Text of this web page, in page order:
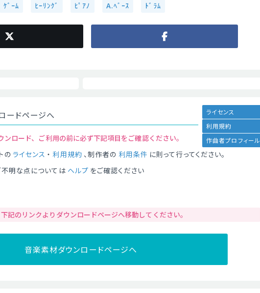
ｹﾞｰﾑ ﾋｰﾘﾝｸﾞ ﾋﾟｱﾉ A.ﾍﾞｰｽ ﾄﾞﾗﾑ
ードページへ
ライセンス
利用規約
作曲者プロフィール
ロード、ご利用の前に必ず下記項目をご確認ください。
の ライセンス ・ 利用規約 、制作者の 利用条件 に則って行ってください。
不明な点については ヘルプ をご確認ください
記のリンクよりダウンロードページへ移動してください。
音楽素材ダウンロードページへ